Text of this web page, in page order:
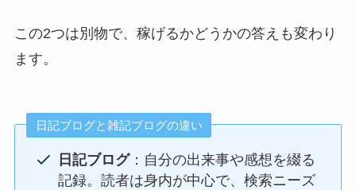
この2つは別物で、稼げるかどうかの答えも変わり
ます。
日記ブログと雑記ブログの違い
日記ブログ：自分の出来事や感想を綴る
記録。読者は身内が中心で、検索ニーズ